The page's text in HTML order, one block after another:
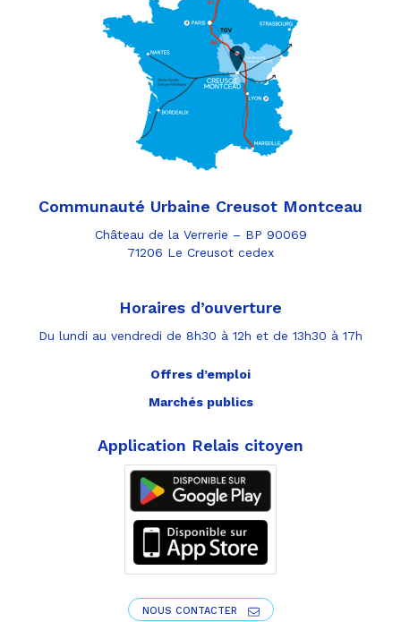
Communauté Urbaine Creusot Montceau
Château de la Verrerie – BP 90069
71206 Le Creusot cedex
Horaires d’ouverture
Du lundi au vendredi de 8h30 à 12h et de 13h30 à 17h
Offres d’emploi
Marchés publics
Application Relais citoyen
NOUS CONTACTER